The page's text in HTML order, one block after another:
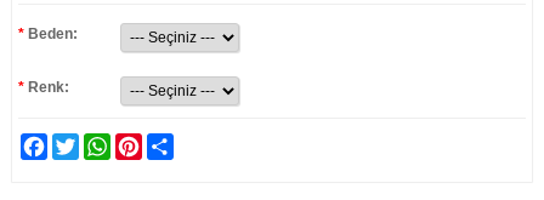
* Beden:
* Renk:
Facebook
TwitterWhatsAppPinterest